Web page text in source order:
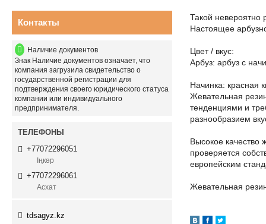
Такой невероятно
Настоящее
Цвет / вкус:
Арбуз: арбуз с
Начинка: красная
Жевательная
тенденциями и
разнообразием
Высокое качество
проверяется
европейским
Жевательная
Контакты
Наличие документов
Знак Наличие документов означает, что
компания загрузила свидетельство о
государственной регистрации для
подтверждения своего юридического статуса
компании или индивидуального
предпринимателя.
+77072296051
Іңкәр
+77072296061
Асхат
tdsagyz.kz